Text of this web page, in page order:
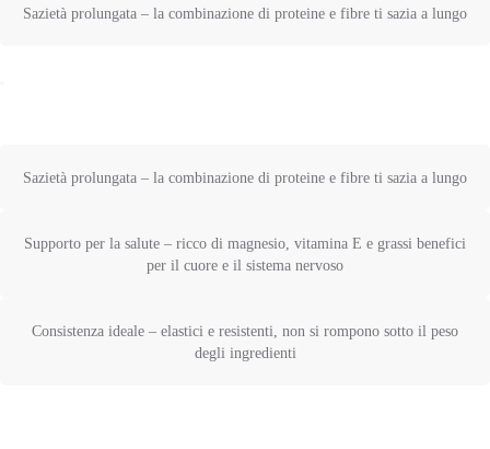
Sazietà prolungata – la combinazione di proteine e fibre ti sazia a lungo
Sazietà prolungata – la combinazione di proteine e fibre ti sazia a lungo
Supporto per la salute – ricco di magnesio, vitamina E e grassi benefici
per il cuore e il sistema nervoso
Consistenza ideale – elastici e resistenti, non si rompono sotto il peso
degli ingredienti